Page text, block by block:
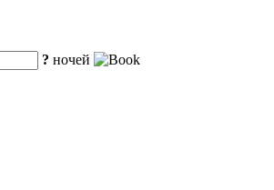
? ночей